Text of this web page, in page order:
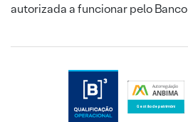
autorizada a funcionar pelo